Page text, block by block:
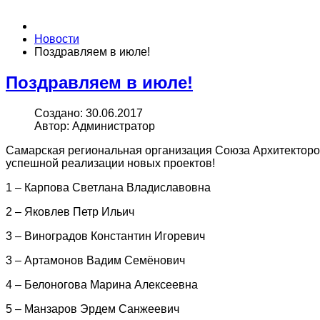
Новости
Поздравляем в июле!
Поздравляем в июле!
Создано: 30.06.2017
Автор: Администратор
Самарская региональная организация Союза
успешной реализации новых проектов!
1 – Карпова Светлана Владиславовна
2 – Яковлев Петр Ильич
3 – Виноградов Константин Игоревич
3 – Артамонов Вадим Семёнович
4 – Белоногова Марина Алексеевна
5 – Манзаров Эрдем Санжеевич